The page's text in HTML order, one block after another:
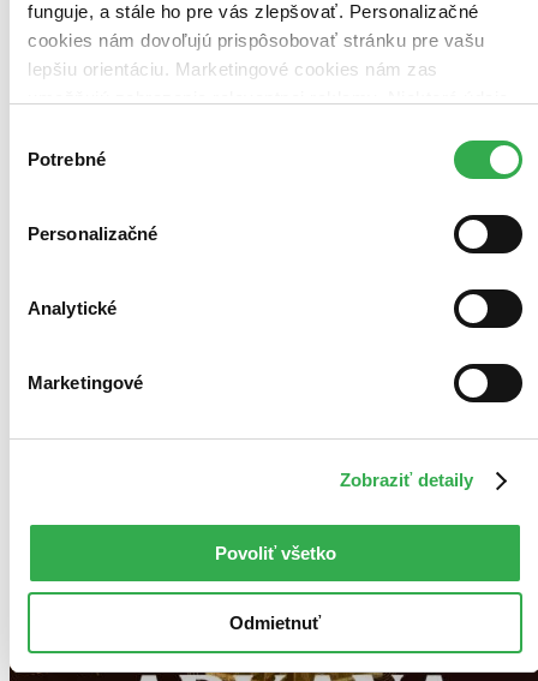
funguje, a stále ho pre vás zlepšovať. Personalizačné
cookies nám dovoľujú prispôsobovať stránku pre vašu
lepšiu orientáciu. Marketingové cookies nám zas
keby sme mohli používať všetky tieto cookies. Ďakujeme!
súhlasu
Potrebné
Personalizačné
Analytické
Marketingové
Zobraziť detaily
Povoliť všetko
Odmietnuť
Najlacnejšie
Najvyššia zľava